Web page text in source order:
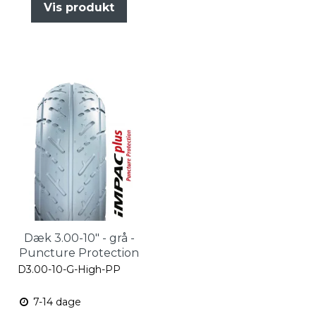
Vis produkt
Dæk 3.00-10" - grå -
Puncture Protection
D3.00-10-G-High-PP
7-14 dage